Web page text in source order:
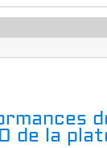
de la